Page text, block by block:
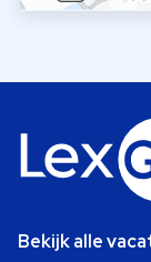
Bekijk alle